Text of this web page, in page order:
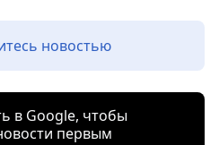
новостью
в Google, чтобы
первым